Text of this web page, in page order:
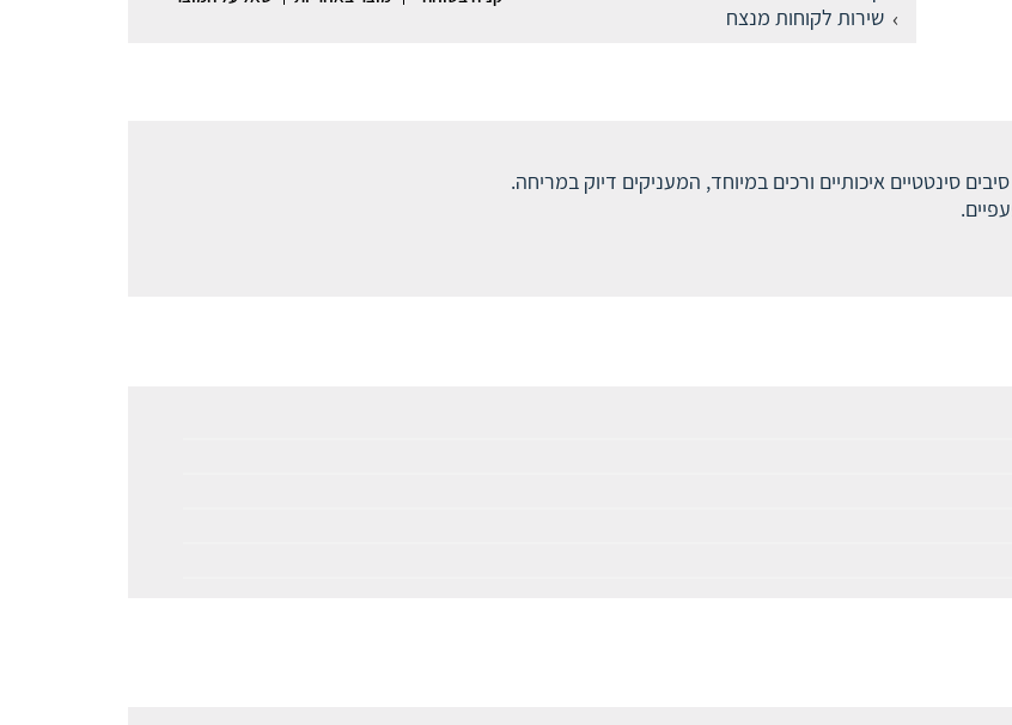
שירות לקוחות מנצח
סינטטיים איכותיים ורכים במיוחד, המעניקים דיוק במריחה.